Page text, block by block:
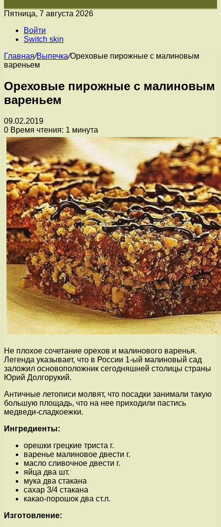
Пятница, 7 августа 2026
Войти
Switch skin
Главная/Выпечка/Ореховые пирожные с малиновым
вареньем
Ореховые пирожные с малиновым
вареньем
09.02.2019
0 Время чтения: 1 минута
Не плохое сочетание орехов и малинового варенья.
Легенда указывает, что в России 1-ый малиновый сад
заложил основоположник сегодняшней столицы страны
Юрий Долгорукий.
Античные летописи молвят, что посадки занимали такую
большую площадь, что на нее приходили пастись
медведи-сладкоежки.
Ингредиенты:
орешки грецкие триста г.
варенье малиновое двести г.
масло сливочное двести г.
яйца два шт.
мука два стакана
сахар 3/4 стакана
какао-порошок два ст.л.
Изготовление: